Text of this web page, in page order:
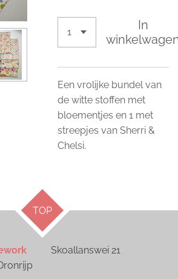
In
Een vrolijke bundel van
de witte stoffen met
bloementjes en 1 met
streepjes van Sherri &
Chelsi.
TOP
Skoallanswei 21